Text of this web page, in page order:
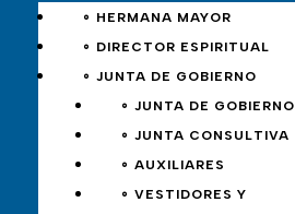
∘ HERMANA MAYOR
∘ DIRECTOR ESPIRITUAL
∘ JUNTA DE GOBIERNO
∘ JUNTA DE GOBIERNO
∘ JUNTA CONSULTIVA
∘ AUXILIARES
∘ VESTIDORES Y